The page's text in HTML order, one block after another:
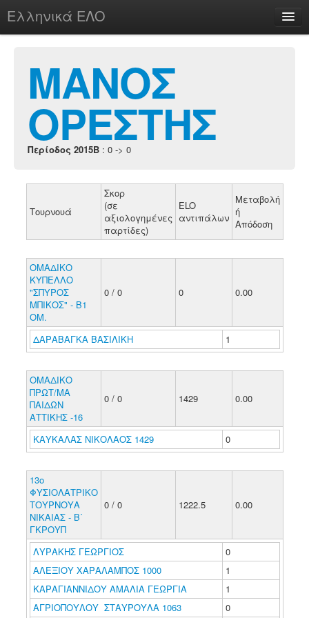
Ελληνικά ΕΛΟ
chesstu.be @ discord
Login
ΜΑΝΟΣ
ΟΡΕΣΤΗΣ
Περίοδος 2015B : 0 -> 0
Τουρνουά
Σκορ
(σε
αξιολογημένες
παρτίδες)
ELO
αντιπάλων
Μεταβολή
ή
Απόδοση
ΟΜΑΔΙΚΟ
ΚΥΠΕΛΛΟ
"ΣΠΥΡΟΣ
ΜΠΙΚΟΣ" - Β1
ΟΜ.
0 / 0 0 0.00
ΔΑΡΑΒΑΓΚΑ ΒΑΣΙΛΙΚΗ 1
ΟΜΑΔΙΚΟ
ΠΡΩΤ/ΜΑ
ΠΑΙΔΩΝ
ΑΤΤΙΚΗΣ -16
0 / 0 1429 0.00
ΚΑΥΚΑΛΑΣ ΝΙΚΟΛΑΟΣ 1429 0
13ο
ΦΥΣΙΟΛΑΤΡΙΚΟ
ΤΟΥΡΝΟΥΑ
ΝΙΚΑΙΑΣ - Β΄
ΓΚΡΟΥΠ
0 / 0 1222.5 0.00
ΛΥΡΑΚΗΣ ΓΕΩΡΓΙΟΣ
0
ΑΛΕΞΙΟΥ ΧΑΡΑΛΑΜΠΟΣ 1000
1
ΚΑΡΑΓΙΑΝΝΙΔΟΥ ΑΜΑΛΙΑ ΓΕΩΡΓΙΑ
1
ΑΓΡΙΟΠΟΥΛΟΥ ΣΤΑΥΡΟΥΛΑ 1063
0